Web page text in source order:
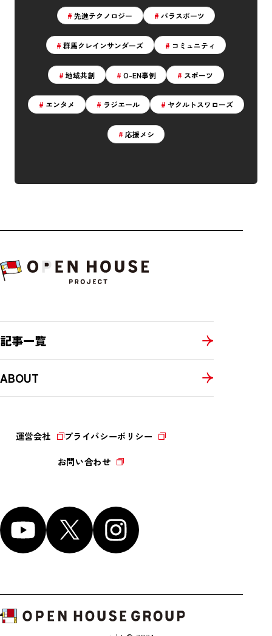
地域共創 O-EN事例 スポーツ
エンタメ ラジエール
ヤクルトスワローズ 応援メシ
先進テクノロジー パラスポーツ
群馬クレインサンダーズ コミュニティ
地域共創 O-EN事例 スポーツ
エンタメ ラジエール ヤクルトスワローズ
応援メシ
記事一覧
ABOUT
運営会社 プライバシーポリシー
お問い合わせ